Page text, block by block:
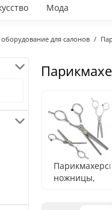
Мода
для салонов
ножницы,